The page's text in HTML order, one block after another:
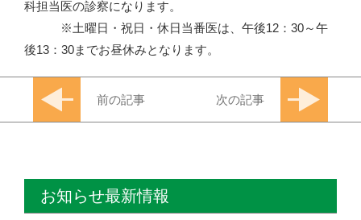
科担当医の診察になります。
※土曜日・祝日・休日当番医は、午後12：30～午
後13：30までお昼休みとなります。
前の記事 次の記事
お知らせ最新情報